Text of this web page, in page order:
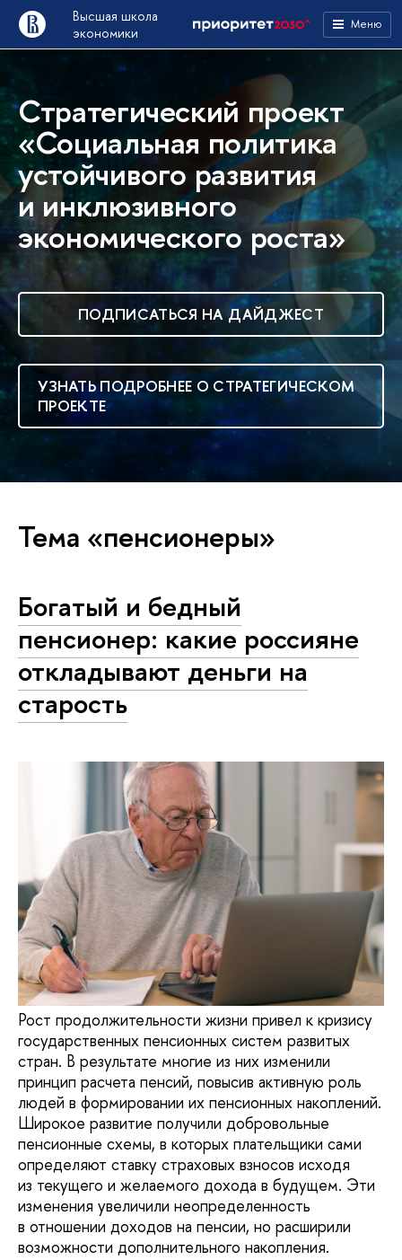
Высшая школа
экономики
Меню
Стратегический проект
«Социальная политика
устойчивого развития
и инклюзивного
экономического роста»
ПОДПИСАТЬСЯ НА ДАЙДЖЕСТ
УЗНАТЬ ПОДРОБНЕЕ О СТРАТЕГИЧЕСКОМ
ПРОЕКТЕ
Тема «пенсионеры»
Богатый и бедный
пенсионер: какие россияне
откладывают деньги на
старость
Рост продолжительности жизни привел к кризису
государственных пенсионных систем развитых
стран. В результате многие из них изменили
принцип расчета пенсий, повысив активную роль
людей в формировании их пенсионных накоплений.
Широкое развитие получили добровольные
пенсионные схемы, в которых плательщики сами
определяют ставку страховых взносов исходя
из текущего и желаемого дохода в будущем. Эти
изменения увеличили неопределенность
в отношении доходов на пенсии, но расширили
возможности дополнительного накопления.